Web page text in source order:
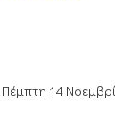
Πέμπτη 14